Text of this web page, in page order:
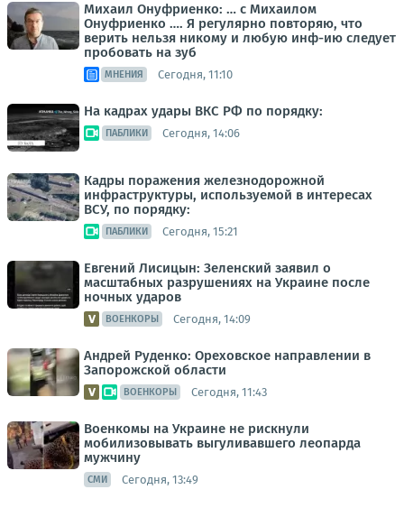
Михаил Онуфриенко: … с Михаилом
Онуфриенко …. Я регулярно повторяю, что
верить нельзя никому и любую инф-ию следует
пробовать на зуб
МНЕНИЯ Сегодня, 11:10
На кадрах удары ВКС РФ по порядку:
ПАБЛИКИ Сегодня, 14:06
Кадры поражения железнодорожной
инфраструктуры, используемой в интересах
ВСУ, по порядку:
ПАБЛИКИ Сегодня, 15:21
Евгений Лисицын: Зеленский заявил о
масштабных разрушениях на Украине после
ночных ударов
ВОЕНКОРЫ Сегодня, 14:09
Андрей Руденко: Ореховское направлении в
Запорожской области
ВОЕНКОРЫ Сегодня, 11:43
Военкомы на Украине не рискнули
мобилизовывать выгуливавшего леопарда
мужчину
СМИ Сегодня, 13:49